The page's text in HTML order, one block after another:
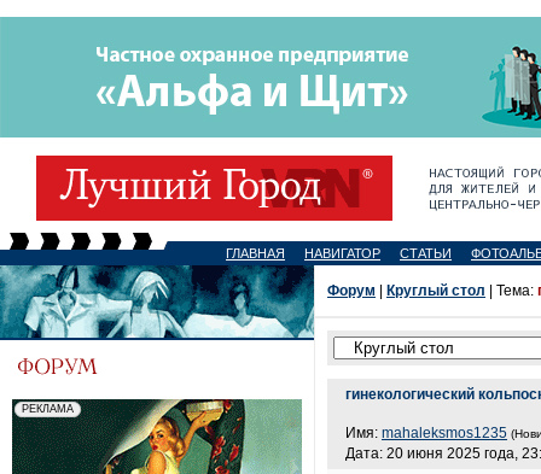
ГЛАВНАЯ НАВИГАТОР СТАТЬИ
Форум Круглый стол | Тема:
гинекологический
Имя: mahaleksmos1235
Дата: 20 июня 2025 года,